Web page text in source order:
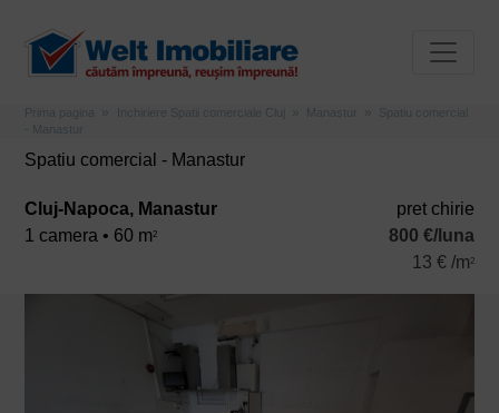
Prima pagina Inchiriere Spatii comerciale Cluj Manastur
Spatiu comercial
- Manastur
Spatiu comercial - Manastur
Cluj-Napoca, Manastur
1 camera • 60 m2
pret chirie
800 €/luna
13 € /m2